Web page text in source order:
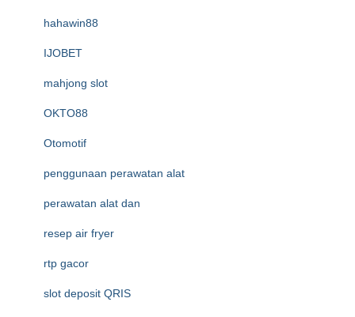
hahawin88
IJOBET
mahjong slot
OKTO88
Otomotif
penggunaan perawatan alat
perawatan alat dan
resep air fryer
rtp gacor
slot deposit QRIS